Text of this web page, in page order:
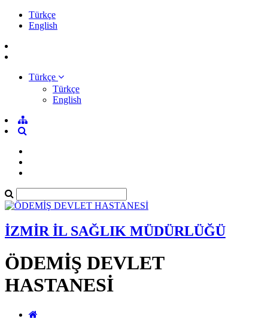
Türkçe
English
Türkçe
Türkçe
English
İZMİR İL SAĞLIK MÜDÜRLÜĞÜ
ÖDEMİŞ DEVLET
HASTANESİ